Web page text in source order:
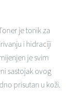
je tonik za
i hidraciji
je svim
sastojak ovog
prisutan u koži.